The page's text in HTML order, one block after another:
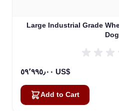
Large Industrial Grade
Dog
٥٩٬٩٩٥٫٠٠ US$
Add to Cart